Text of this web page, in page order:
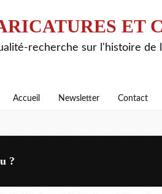
ET
recherche sur l'histoire de
Accueil Newsletter Contact
?